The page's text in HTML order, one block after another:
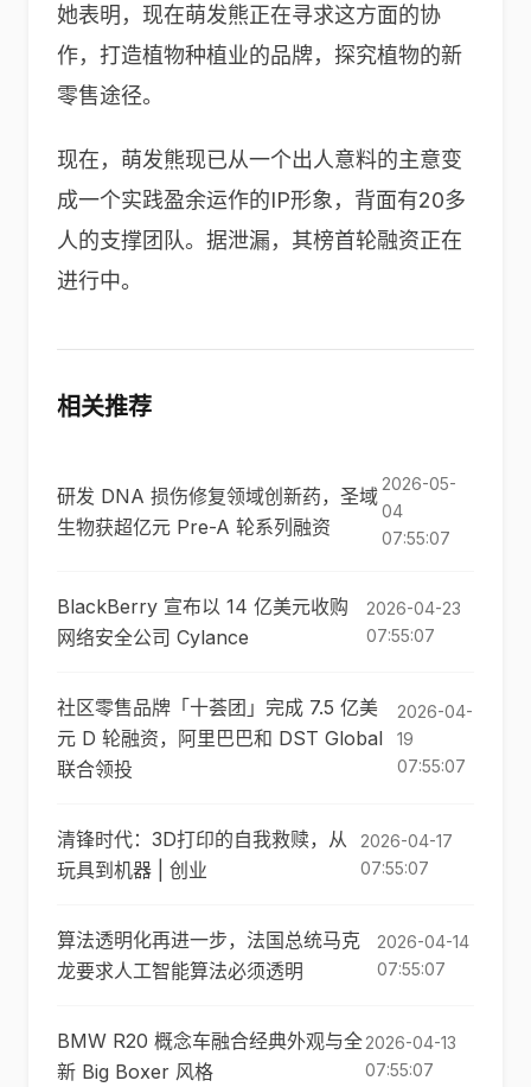
她表明，现在萌发熊正在寻求这方面的协
作，打造植物种植业的品牌，探究植物的新
零售途径。
现在，萌发熊现已从一个出人意料的主意变
成一个实践盈余运作的IP形象，背面有20多
人的支撑团队。据泄漏，其榜首轮融资正在
进行中。
相关推荐
研发 DNA 损伤修复领域创新药，圣域
生物获超亿元 Pre-A 轮系列融资
2026-05-
04
07:55:07
BlackBerry 宣布以 14 亿美元收购
网络安全公司 Cylance
2026-04-23
07:55:07
社区零售品牌「十荟团」完成 7.5 亿美
元 D 轮融资，阿里巴巴和 DST Global
联合领投
2026-04-
19
07:55:07
清锋时代：3D打印的自我救赎，从
玩具到机器 | 创业
2026-04-17
07:55:07
算法透明化再进一步，法国总统马克
龙要求人工智能算法必须透明
2026-04-14
07:55:07
BMW R20 概念车融合经典外观与全
新 Big Boxer 风格
2026-04-13
07:55:07